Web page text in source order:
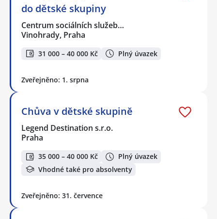
do dětské skupiny
Centrum sociálních služeb…
Vinohrady, Praha
31 000 – 40 000 Kč Plný úvazek
Zveřejněno: 1. srpna
Chůva v dětské skupině
Legend Destination s.r.o.
Praha
35 000 – 40 000 Kč
Plný úvazek
Vhodné také pro absolventy
Zveřejněno: 31. července